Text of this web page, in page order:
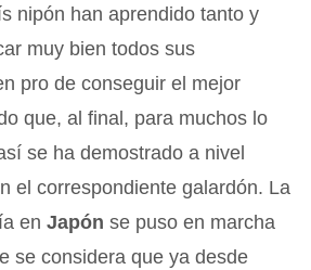
nipón han aprendido tanto y
muy bien todos sus
pro de conseguir el mejor
que, al final, para muchos lo
se ha demostrado a nivel
el correspondiente galardón. La
enJapón se puso en marcha
se considera que ya desde